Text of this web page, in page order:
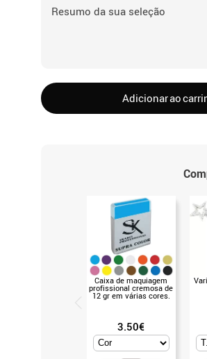
Resumo da sua seleção
Adicionar ao
Caixa de maquiagem
profissional cremosa de
12 gr em várias cores.
3.50€